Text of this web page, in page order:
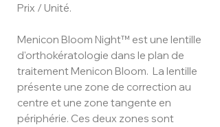
Prix / Unité.
Menicon Bloom Night™ est une lentille
d'orthokératologie dans le plan de
traitement Menicon Bloom. La lentille
présente une zone de correction au
centre et une zone tangente en
périphérie. Ces deux zones sont